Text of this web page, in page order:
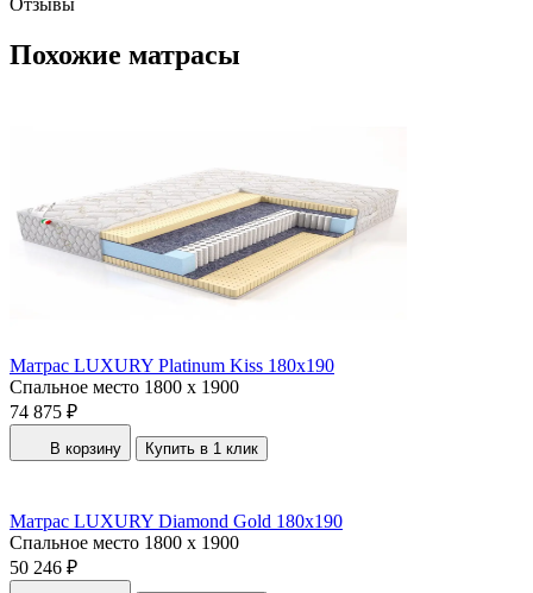
Отзывы
Похожие матрасы
Матрас LUXURY Platinum Kiss 180x190
Спальное место 1800 x 1900
74 875 ₽
В корзину Купить в 1 клик
Матрас LUXURY Diamond Gold 180x190
Спальное место 1800 x 1900
50 246 ₽